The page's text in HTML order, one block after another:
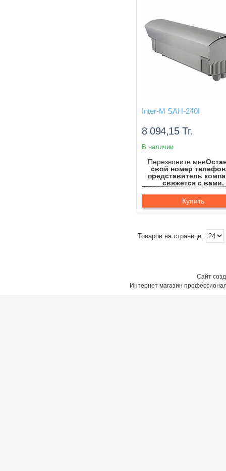
Inter-M SAH-240I
8 094,15 Тг.
В наличии
Перезвоните мне
свой номер
представитель
свяжется с вами.
Купить
Сайт
Интернет магазин